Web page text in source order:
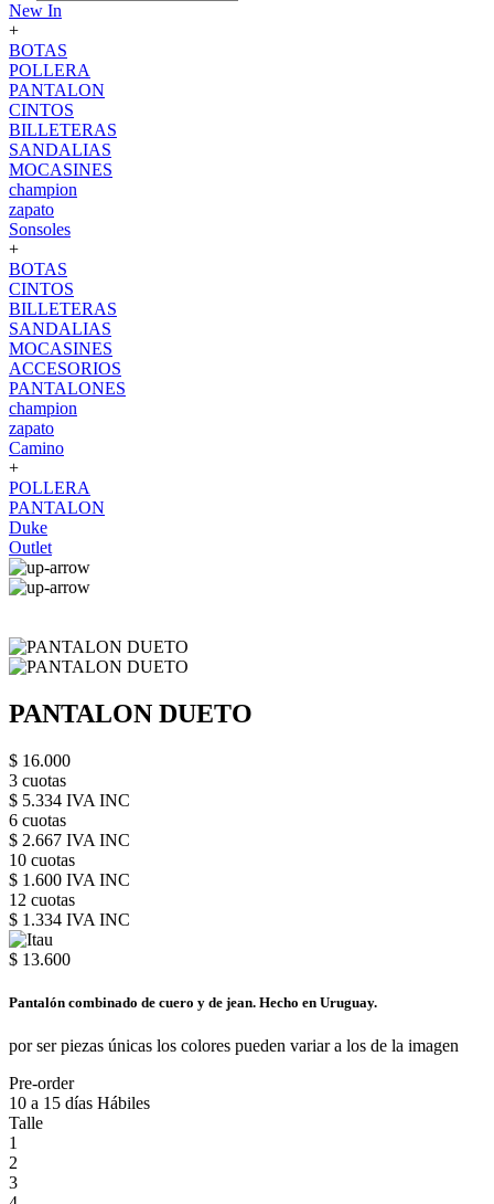
New In
+
BOTAS
POLLERA
PANTALON
CINTOS
BILLETERAS
SANDALIAS
MOCASINES
champion
zapato
Sonsoles
+
BOTAS
CINTOS
BILLETERAS
SANDALIAS
MOCASINES
ACCESORIOS
PANTALONES
champion
zapato
Camino
+
POLLERA
PANTALON
Duke
Outlet
PANTALON DUETO
$ 16.000
3 cuotas
$ 5.334 IVA INC
6 cuotas
$ 2.667 IVA INC
10 cuotas
$ 1.600 IVA INC
12 cuotas
$ 1.334 IVA INC
$ 13.600
Pantalón combinado de cuero y de jean. Hecho en Uruguay.
por ser piezas únicas los colores pueden variar a los de la imagen
Pre-order
10 a 15 días Hábiles
Talle
1
2
3